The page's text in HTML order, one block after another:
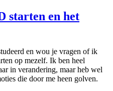
starten en het
en wou je vragen of ik
op mezelf. Ik ben heel
in verandering, maar heb wel
die door me heen golven.